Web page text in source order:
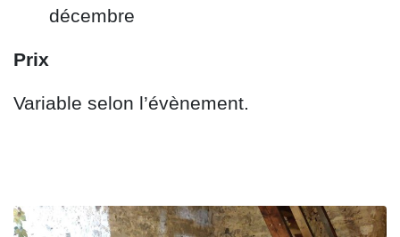
décembre
Prix
Variable selon l’évènement.